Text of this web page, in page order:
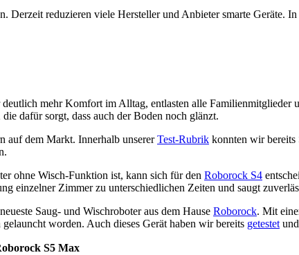
reduzieren viele Hersteller und Anbieter smarte Geräte.
mehr Komfort im Alltag, entlasten alle Familienmitglieder
dafür sorgt, dass auch der Boden noch glänzt.
auf dem Markt. Innerhalb unsererTest-Rubrik konnten wir bereits
ohne Wisch-Funktion ist, kann sich für den Roborock S4
einzelner Zimmer zu unterschiedlichen Zeiten und saugt
Saug- und Wischroboter aus dem Hause Roborock. Mit
worden. Auch dieses Gerät haben wir bereits getestet
S5 Max